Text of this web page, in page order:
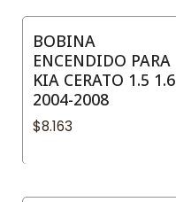
BOBINA
ENCENDIDO PARA
KIA CERATO 1.5 1.6
2004-2008
$8.163